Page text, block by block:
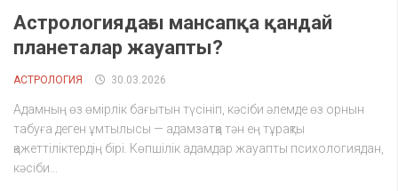
Астрологиядағы мансапқа қандай
планеталар жауапты?
АСТРОЛОГИЯ 30.03.2026
Адамның өз өмірлік бағытын түсініп, кәсіби әлемде өз орнын
табуға деген ұмтылысы — адамзатқа тән ең тұрақты
қажеттіліктердің бірі. Көпшілік адамдар жауапты психологиядан,
кәсіби...